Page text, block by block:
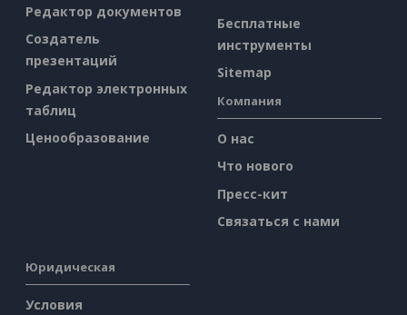
Редактор документов
Создатель
презентаций
Редактор электронных
таблиц
Ценообразование
Бесплатные
инструменты
Sitemap
Компания
О нас
Что нового
Пресс-кит
Связаться с нами
Юридическая
Условия